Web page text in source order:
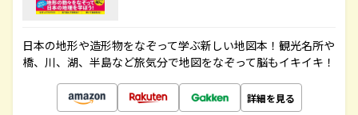
日本の地形や造形物をなぞって学ぶ新しい地図本！観光名所や
橋、川、湖、半島など旅気分で地図をなぞって脳もイキイキ！
詳細を見る